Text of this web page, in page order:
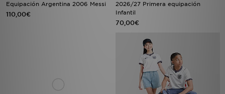
Equipación Argentina 2006 Messi
110,00€
2026/27 Primera equipación
Infantil
70,00€